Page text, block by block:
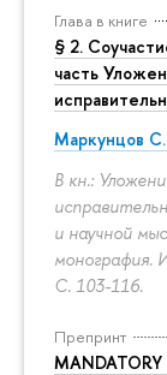
Глава в книге
§ 2.
часть
Маркунцов
В кн.:
и научной
монография.
С. 103-116.
Препринт